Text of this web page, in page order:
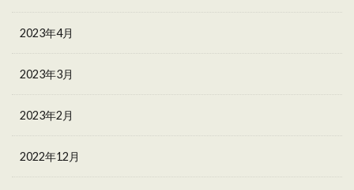
2023年4月
2023年3月
2023年2月
2022年12月